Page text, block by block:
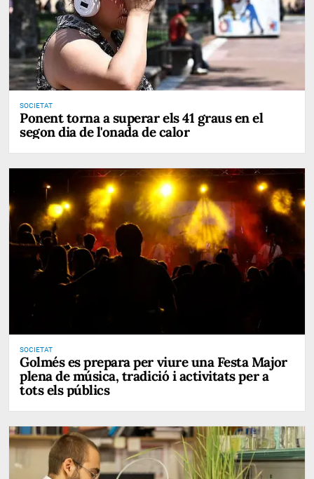
SOCIETAT
Ponent torna a superar els 41 graus en el
segon dia de l'onada de calor
SOCIETAT
Golmés es prepara per viure una Festa Major
plena de música, tradició i activitats per a
tots els públics